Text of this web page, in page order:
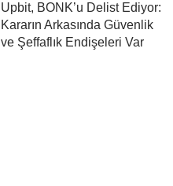
Upbit, BONK’u Delist Ediyor:
Kararın Arkasında Güvenlik
ve Şeffaflık Endişeleri Var